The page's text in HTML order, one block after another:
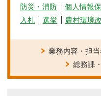
防災・消防
個人情報
入札
選挙 農村環境
業務内容・担
総務課